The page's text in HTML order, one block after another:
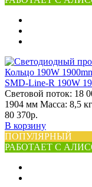
SMD-Line-R 190W
Световой поток: 18
1904 мм Масса: 8,5 кг
80 370р.
В корзину
ПОПУЛЯРНЫЙ
РАБОТАЕТ С